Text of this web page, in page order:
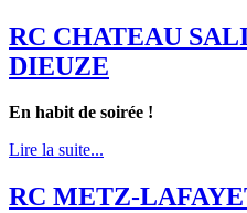
RC CHATEAU
DIEUZE
En habit de soirée !
Lire la suite...
RC METZ-